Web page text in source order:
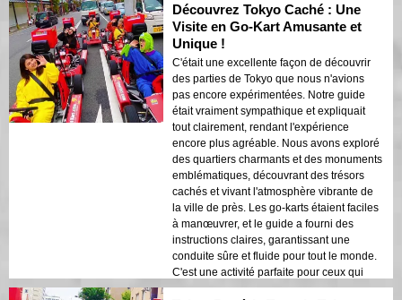
excitante d'explorer la ville. La
combinaison d'un karting palpitant, de vues
époustouflantes et d'une ambiance
amusante a fait de cela un moment fort de
notre voyage. Nous recommandons
vivement cette expérience à quiconque
recherche une aventure inoubliable à
Tokyo. L'énergie vibrante de la ville,
combinée à l'excitation du karting, a rendu
cette expérience vraiment unique et
mémorable. Nous reviendrons
certainement !
Découvrez Tokyo Caché : Une
Visite en Go-Kart Amusante et
Unique !
C'était une excellente façon de découvrir
des parties de Tokyo que nous n'avions
pas encore expérimentées. Notre guide
était vraiment sympathique et expliquait
tout clairement, rendant l'expérience
encore plus agréable. Nous avons exploré
des quartiers charmants et des monuments
emblématiques, découvrant des trésors
cachés et vivant l'atmosphère vibrante de
la ville de près. Les go-karts étaient faciles
à manœuvrer, et le guide a fourni des
instructions claires, garantissant une
conduite sûre et fluide pour tout le monde.
C'est une activité parfaite pour ceux qui
recherchent une manière unique et